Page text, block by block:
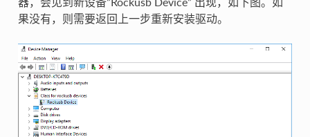
果没有，则需要返回上一步重新安装驱动。